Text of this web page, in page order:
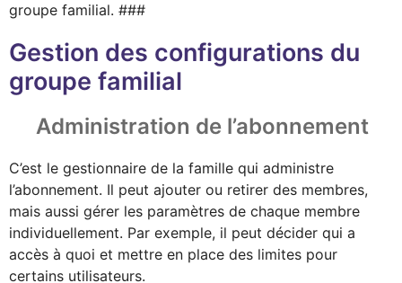
groupe familial. ###
Gestion des configurations du
groupe familial
Administration de l’abonnement
C’est le gestionnaire de la famille qui administre
l’abonnement. Il peut ajouter ou retirer des membres,
mais aussi gérer les paramètres de chaque membre
individuellement. Par exemple, il peut décider qui a
accès à quoi et mettre en place des limites pour
certains utilisateurs.